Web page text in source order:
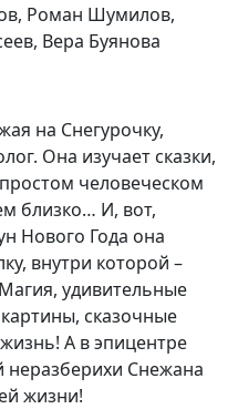
Роман Шумилов,
Вера Буянова
на Снегурочку,
Она изучает сказки,
человеческом
близко… И, вот,
Нового Года она
внутри которой –
удивительные
сказочные
А в эпицентре
Снежана
жизни!